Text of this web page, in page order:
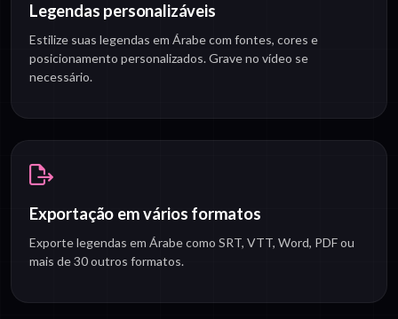
Legendas personalizáveis
Estilize suas legendas em Árabe com fontes, cores e
posicionamento personalizados. Grave no vídeo se
necessário.
Exportação em vários formatos
Exporte legendas em Árabe como SRT, VTT, Word, PDF ou
mais de 30 outros formatos.